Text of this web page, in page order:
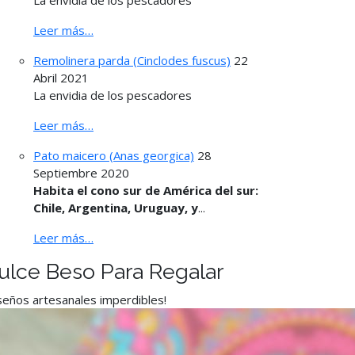
Leer más…
Remolinera parda (Cinclodes fuscus) 22
Abril 2021
La envidia de los pescadores
Leer más…
Pato maicero (Anas georgica) 28
Septiembre 2020
Habita el cono sur de América del sur:
Chile, Argentina, Uruguay, y...
Leer más…
Beso Para Regalar
artesanales imperdibles!